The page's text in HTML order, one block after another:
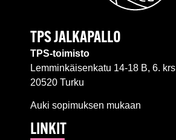
TPS JALKAPALLO
TPS-toimisto
Lemminkäisenkatu 14-18 B, 6. krs
20520 Turku
Auki sopimuksen mukaan
LINKIT